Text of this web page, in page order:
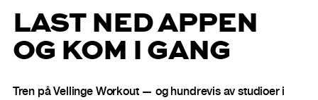
LAST NED APPEN
OG KOM I GANG
Tren på Vellinge Workout — og hundrevis av studioer i